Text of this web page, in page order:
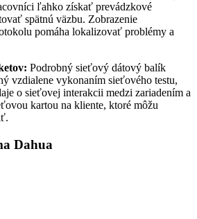
ľahko získať prevádzkové
spätnú väzbu. Zobrazenie
pomáha lokalizovať problémy a
Podrobný sieťový dátový balík
vzdialene vykonaním sieťového testu,
o sieťovej interakcii medzi zariadením a
kartou na kliente, ktoré môžu
Dahua